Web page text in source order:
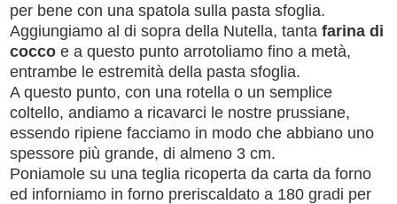
per bene con una spatola sulla pasta sfoglia.
Aggiungiamo al di sopra della Nutella, tanta farina di
cocco e a questo punto arrotoliamo fino a metà,
entrambe le estremità della pasta sfoglia.
A questo punto, con una rotella o un semplice
coltello, andiamo a ricavarci le nostre prussiane,
essendo ripiene facciamo in modo che abbiano uno
spessore più grande, di almeno 3 cm.
Poniamole su una teglia ricoperta da carta da forno
ed inforniamo in forno preriscaldato a 180 gradi per